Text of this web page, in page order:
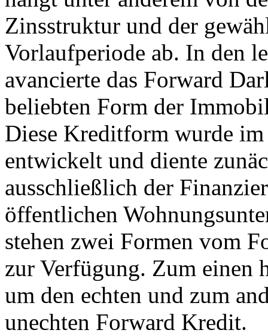
Zinsstruktur und der
Vorlaufperiode ab. In den
avancierte das Forward
beliebten Form der
Diese Kreditform wurde im
entwickelt und diente
ausschließlich der
öffentlichen
stehen zwei Formen vom
zur Verfügung. Zum einen
um den echten und zum
unechten Forward Kredit.